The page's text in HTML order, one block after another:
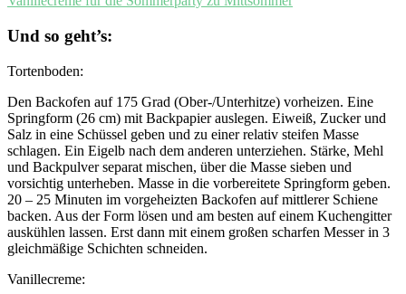
Und so geht’s:
Tortenboden:
Den Backofen auf 175 Grad (Ober-/Unterhitze) vorheizen. Eine
Springform (26 cm) mit Backpapier auslegen. Eiweiß, Zucker und
Salz in eine Schüssel geben und zu einer relativ steifen Masse
schlagen. Ein Eigelb nach dem anderen unterziehen. Stärke, Mehl
und Backpulver separat mischen, über die Masse sieben und
vorsichtig unterheben. Masse in die vorbereitete Springform geben.
20 – 25 Minuten im vorgeheizten Backofen auf mittlerer Schiene
backen. Aus der Form lösen und am besten auf einem Kuchengitter
auskühlen lassen. Erst dann mit einem großen scharfen Messer in 3
gleichmäßige Schichten schneiden.
Vanillecreme: